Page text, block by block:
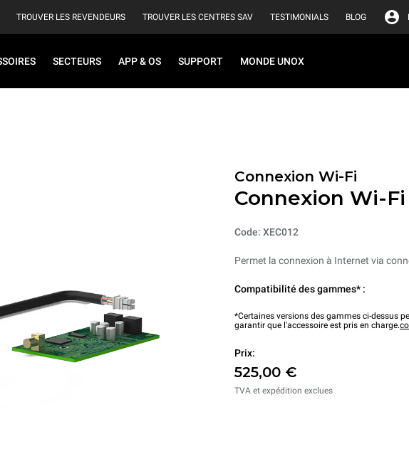
TROUVER LES REVENDEURS TROUVER LES CENTRES SAV TESTIMONIALS BLOG
SECTEURS APP & OS SUPPORT MONDE UNOX
Connexion Wi-Fi
Connexion Wi-Fi
Code: XEC012
Permet la connexion à Internet via
Compatibilité des gammes* :
*Certaines versions des gammes ci-dessus
garantir que l'accessoire est pris en charge.
Prix:
525,00 €
TVA et expédition exclues